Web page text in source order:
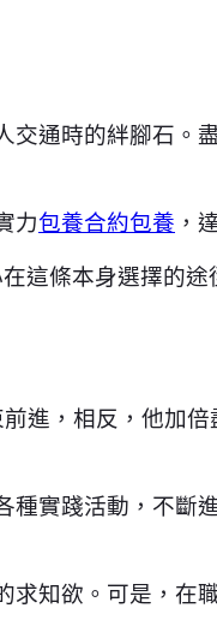
交通時的絆腳石。
力包養合約包養 ，
這條本身選擇的
進，相反，他加
種實踐活動，不斷
求知欲。可是，在